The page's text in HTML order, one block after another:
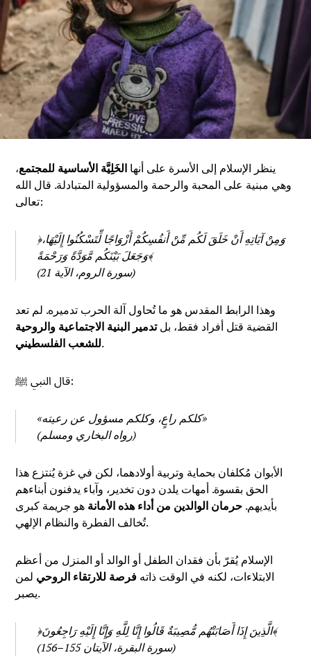
ينظر الإسلام إلى الأسرة على أنها الخَلِيَّة الأساسية للمجتمع،
وهي مبنية على المحبة والرحمة والمسؤولية المتبادلة. قال الله
تعالى:
﴿وَمِنْ آيَاتِهِ أَنْ خَلَقَ لَكُم مِّنْ أَنفُسِكُمْ أَزْوَاجًا لِّتَسْكُنُوا إِلَيْهَا،
وَجَعَلَ بَيْنَكُم مَّوَدَّةً وَرَحْمَةً﴾
(سورة الروم، الآية 21)
وهذا الرابط المقدس هو ما تُحاول آلة الحرب تدميره. لم تعد
القضية قتل أفراد فقط، بلتدمير البنية الاجتماعية والروحية
للشعب الفلسطيني.
قال النبي ﷺ:
«كلكم راعٍ، وكلكم مسؤول عن رعيته»
(رواه البخاري ومسلم)
الأبوان مُكلفان بحماية وتربية أولادهما، لكن في غزة يُنتزع هذا
الحق بقسوة. أمهات يلدن دون تخدير، وآباء يدفنون أبناءهم
بأيديهم. حرمان الوالدين من أداء هذه الأمانة هو جريمة كبرى
تُخالف الفطرة والنظام الإلهي.
الإسلام يُقرّ بأن فقدان الطفل أو الوالد أو المنزل من أعظم
الابتلاءات، لكنه في الوقت ذاته فرصة للارتقاء الروحي لمن
يصبر.
﴿الَّذِينَ إِذَا أَصَابَتْهُم مُّصِيبَةٌ قَالُوا إِنَّا لِلَّهِ وَإِنَّا إِلَيْهِ رَاجِعُونَ﴾
(سورة البقرة، الآيتان 155–156)